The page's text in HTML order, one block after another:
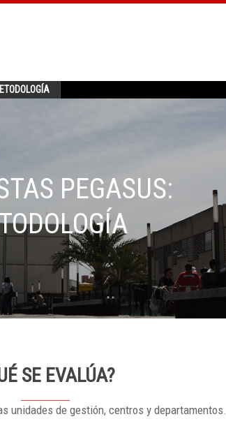
PEGASUS:
SE EVALÚA?
unidades de gestión, centros y departamentos.